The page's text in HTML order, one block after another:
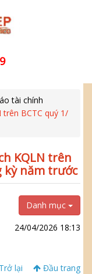
tài chính
trên BCTC quý 1/
KQLN trên
kỳ năm trước
Danh mục
24/04/2026 18:13
Trở lại Đầu trang